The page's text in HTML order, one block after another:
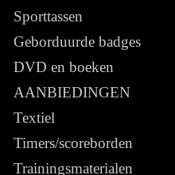
Sporttassen
Geborduurde badges
DVD en boeken
AANBIEDINGEN
Textiel
Timers/scoreborden
Trainingsmaterialen